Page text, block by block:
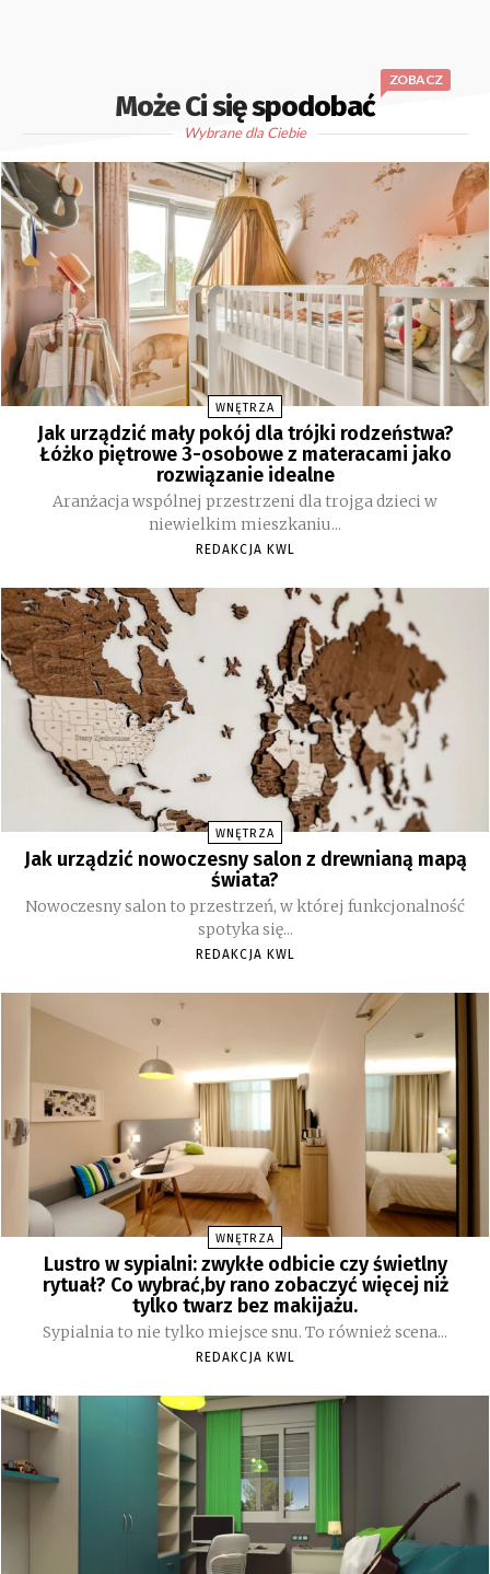
Może Ci się spodobać
ZOBACZ
Wybrane dla Ciebie
WNĘTRZA
Jak urządzić mały pokój dla trójki rodzeństwa?
Łóżko piętrowe 3-osobowe z materacami jako
rozwiązanie idealne
Aranżacja wspólnej przestrzeni dla trojga dzieci w
niewielkim mieszkaniu...
REDAKCJA KWL
WNĘTRZA
Jak urządzić nowoczesny salon z drewnianą mapą
świata?
Nowoczesny salon to przestrzeń, w której funkcjonalność
spotyka się...
REDAKCJA KWL
WNĘTRZA
Lustro w sypialni: zwykłe odbicie czy świetlny
rytuał? Co wybrać,by rano zobaczyć więcej niż
tylko twarz bez makijażu.
Sypialnia to nie tylko miejsce snu. To również scena...
REDAKCJA KWL